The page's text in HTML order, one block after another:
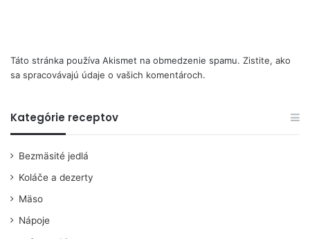
Táto stránka používa Akismet na obmedzenie spamu. Zistite, ako
sa spracovávajú údaje o vašich komentároch.
Kategórie receptov
Bezmäsité jedlá
Koláče a dezerty
Mäso
Nápoje